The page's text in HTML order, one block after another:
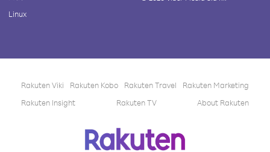
Linux
Rakuten Viki Rakuten Kobo Rakuten Travel
Rakuten Marketing
Rakuten Insight
Rakuten TV About Rakuten